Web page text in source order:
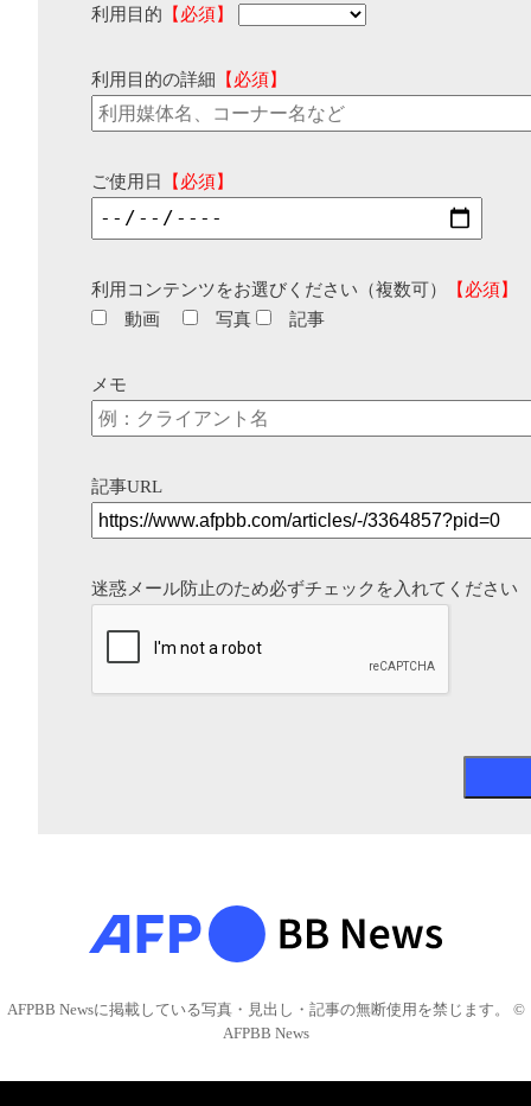
利用目的 【必須】
利用目的の詳細 【必須】
ご使用日 【必須】
利用コンテンツをお選びください（複数可）
【必須】
動画
写真 記事
メモ
記事URL
迷惑メール防止のため必ずチェックを入れてください
AFPBB Newsに掲載している写真・見出し・記事の無断使用を禁じます。 ©
AFPBB News